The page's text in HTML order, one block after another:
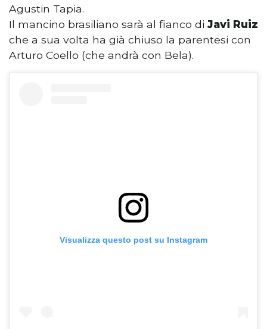
Agustin Tapia.
Il mancino brasiliano sarà al fianco diJavi Ruiz
che a sua volta ha già chiuso la parentesi con
Arturo Coello (che andrà con Bela).
Visualizza questo post su Instagram